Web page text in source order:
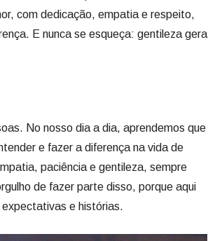
com dedicação, empatia e respeito,
E nunca se esqueça: gentileza gera
No nosso dia a dia, aprendemos que
e fazer a diferença na vida de
paciência e gentileza, sempre
de fazer parte disso, porque aqui
e histórias.